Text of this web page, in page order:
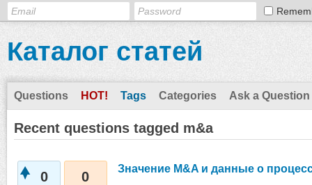
Каталог статей
Questions HOT! Tags Categories Ask a Question
Recent questions tagged m&a
0 0
Значение M&A и данные о